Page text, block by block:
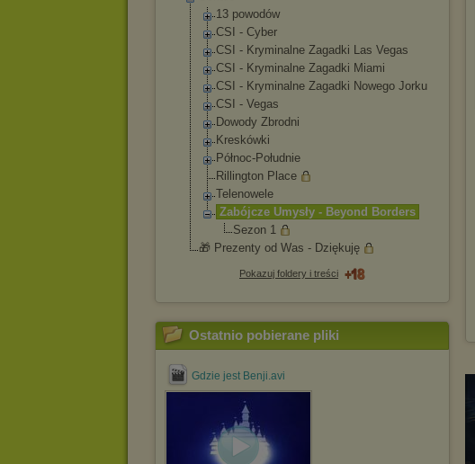
13 powodów
CSI - Cyber
CSI - Kryminalne Zagadki Las Vegas
CSI - Kryminalne Zagadki Miami
CSI - Kryminalne Zagadki Nowego Jorku
CSI - Vegas
Dowody Zbrodni
Kreskówki
Północ-Południe
Rillington Place
Telenowele
Zabójcze Umysły - Beyond Borders
Sezon 1
🎁 Prezenty od Was - Dziękuję
Pokazuj foldery i treści
Ostatnio pobierane pliki
Gdzie jest Benji.avi